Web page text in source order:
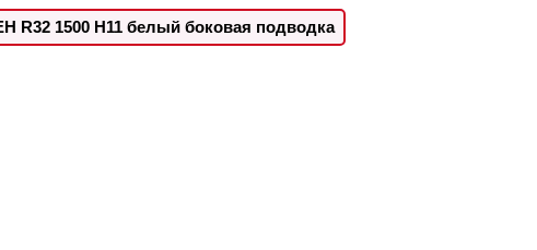
R32 1500 H11 белый боковая подводка